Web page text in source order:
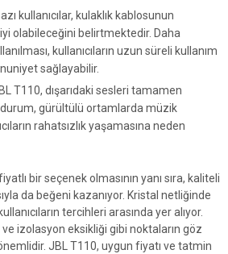
kullanıcılar, kulaklık kablosunun
iyi olabileceğini belirtmektedir. Daha
kullanıcıların uzun süreli kullanım
sağlayabilir.
T110, dışarıdaki sesleri tamamen
gürültülü ortamlarda müzik
rahatsızlık yaşamasına neden
bir seçenek olmasının yanı sıra, kaliteli
da beğeni kazanıyor. Kristal netliğinde
tercihleri arasında yer alıyor.
izolasyon eksikliği gibi noktaların göz
JBL T110, uygun fiyatı ve tatmin